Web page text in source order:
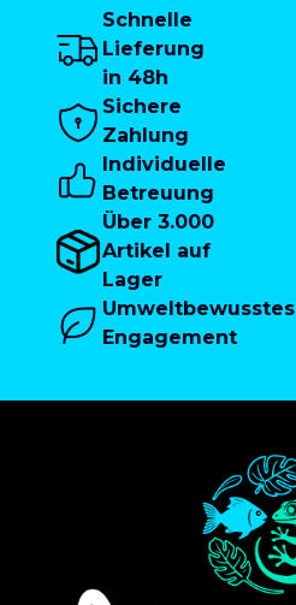
Schnelle
Lieferung
in 48h
Sichere
Zahlung
Individuelle
Betreuung
Über 3.000
Artikel auf
Lager
Umweltbewusstes
Engagement